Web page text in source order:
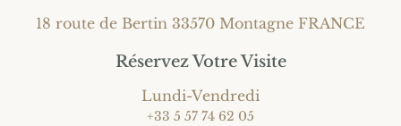
18 route de Bertin 33570 Montagne FRANCE
Réservez Votre Visite
Lundi-Vendredi
+33 5 57 74 62 05